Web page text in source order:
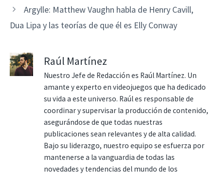
Argylle: Matthew Vaughn habla de Henry Cavill,
Dua Lipa y las teorías de que él es Elly Conway
Raúl Martínez
Nuestro Jefe de Redacción es Raúl Martínez. Un
amante y experto en videojuegos que ha dedicado
su vida a este universo. Raúl es responsable de
coordinar y supervisar la producción de contenido,
asegurándose de que todas nuestras
publicaciones sean relevantes y de alta calidad.
Bajo su liderazgo, nuestro equipo se esfuerza por
mantenerse a la vanguardia de todas las
novedades y tendencias del mundo de los